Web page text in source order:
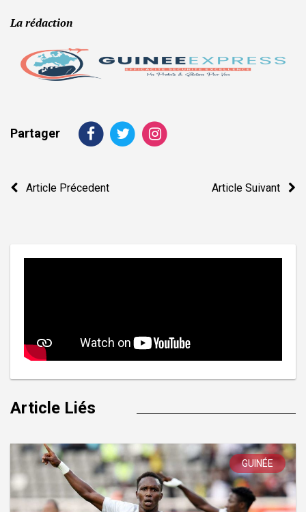
La rédaction
Partager
Navigation
Article Précedent Article Suivant
Article Liés
GUINÉE